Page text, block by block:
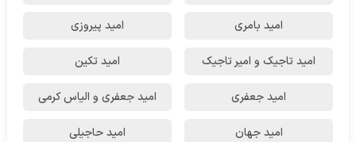
امید بامری امید پیروزی
امید تاجیک و امیر تاجیک امید تکین
امید جعفری امید جعفری و الیاس کرمی
امید جهان امید حاجیلی